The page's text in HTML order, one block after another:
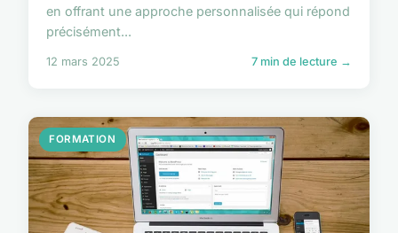
en offrant une approche personnalisée qui répond
précisément...
12 mars 2025 7 min de lecture →
FORMATION